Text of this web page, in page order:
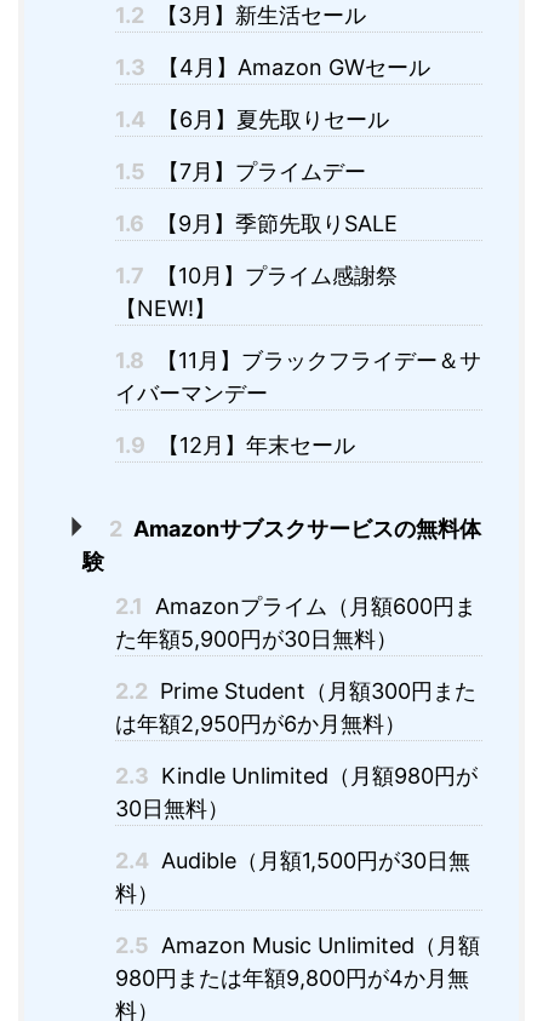
1.2 【3月】新生活セール
1.3 【4月】Amazon GWセール
1.4 【6月】夏先取りセール
1.5 【7月】プライムデー
1.6 【9月】季節先取りSALE
1.7
【10月】プライム感謝祭
【NEW!】
1.8
【11月】ブラックフライデー＆サ
イバーマンデー
1.9 【12月】年末セール
2 Amazonサブスクサービスの無料体
験
2.1
Amazonプライム（月額600円ま
た年額5,900円が30日無料）
2.2 Prime Student（月額300円また
は年額2,950円が6か月無料）
2.3 Kindle Unlimited（月額980円が
30日無料）
2.4 Audible（月額1,500円が30日無
料）
2.5 Amazon Music Unlimited（月額
980円または年額9,800円が4か月無
料）